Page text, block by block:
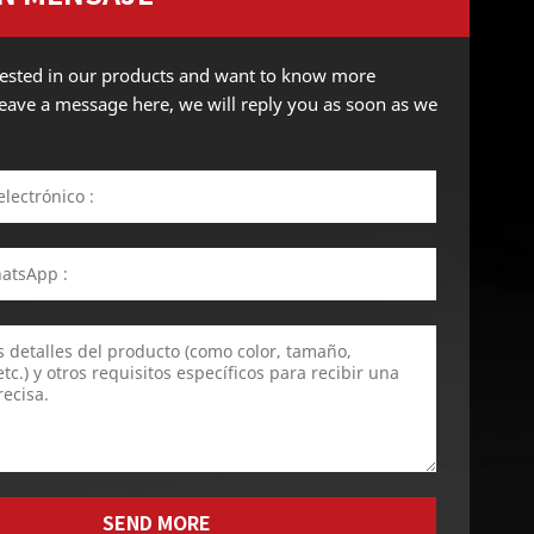
in our products and want to know more
a message here, we will reply you as soon as we
SEND MORE